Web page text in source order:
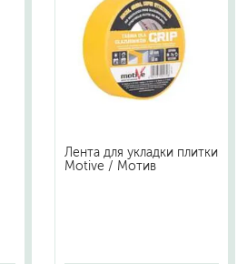
Лента для укладки плитки
Motive / Мотив